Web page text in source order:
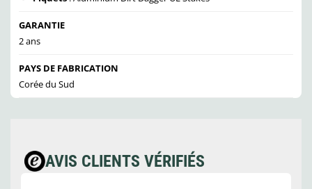
GARANTIE
2 ans
PAYS DE FABRICATION
Corée du Sud
AVIS CLIENTS VÉRIFIÉS